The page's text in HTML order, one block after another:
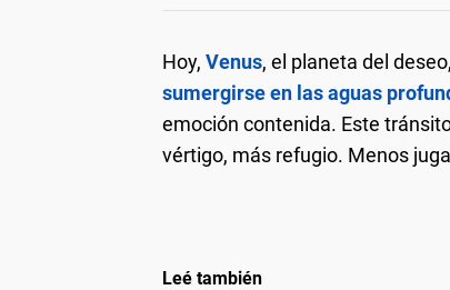
Hoy, Venus, el planeta del
sumergirse en las aguas
emoción contenida. Este
vértigo, más refugio. Menos
Leé también